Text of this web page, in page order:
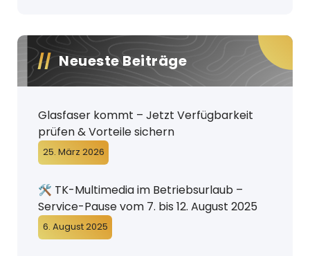
Neueste Beiträge
Glasfaser kommt – Jetzt Verfügbarkeit
prüfen & Vorteile sichern
25. März 2026
🛠️ TK-Multimedia im Betriebsurlaub –
Service-Pause vom 7. bis 12. August 2025
6. August 2025